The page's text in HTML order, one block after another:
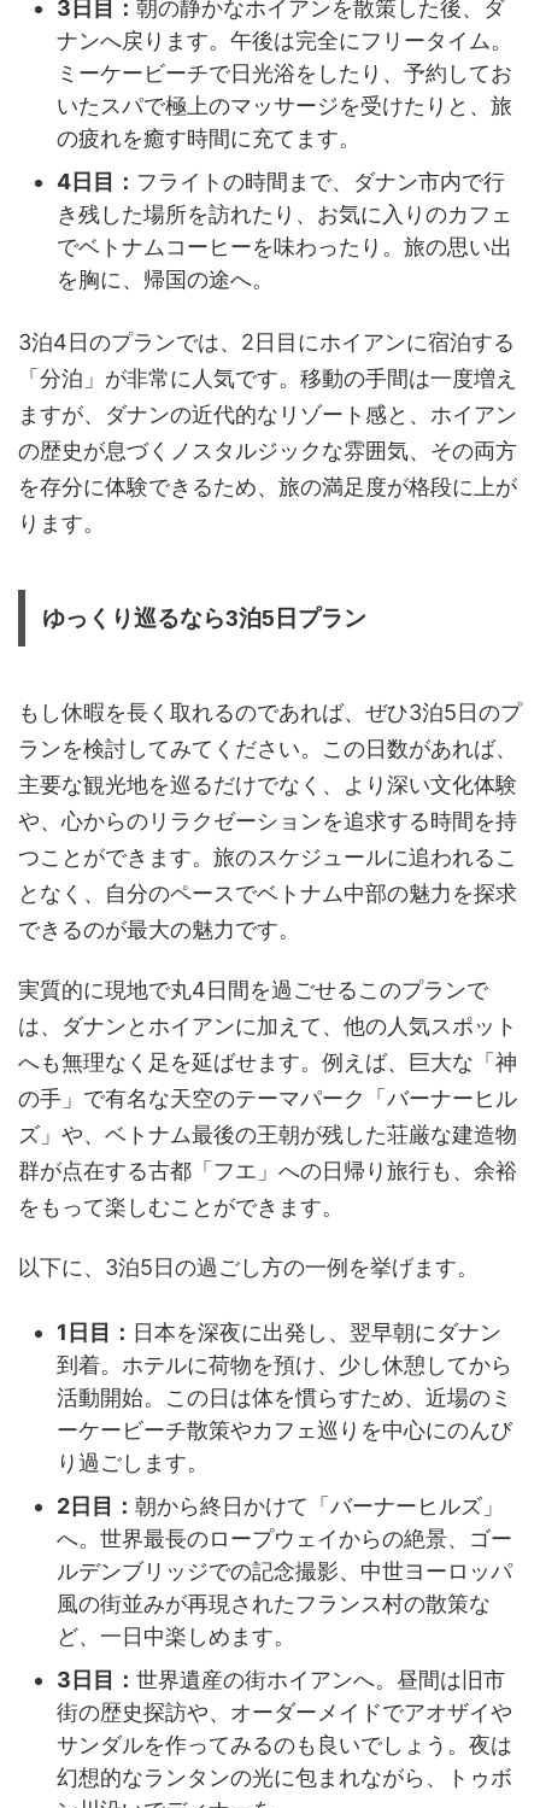
3日目： 朝の静かなホイアンを散策した後、ダ
ナンへ戻ります。午後は完全にフリータイム。
ミーケービーチで日光浴をしたり、予約してお
いたスパで極上のマッサージを受けたりと、旅
の疲れを癒す時間に充てます。
4日目： フライトの時間まで、ダナン市内で行
き残した場所を訪れたり、お気に入りのカフェ
でベトナムコーヒーを味わったり。旅の思い出
を胸に、帰国の途へ。
3泊4日のプランでは、2日目にホイアンに宿泊する
「分泊」が非常に人気です。移動の手間は一度増え
ますが、ダナンの近代的なリゾート感と、ホイアン
の歴史が息づくノスタルジックな雰囲気、その両方
を存分に体験できるため、旅の満足度が格段に上が
ります。
ゆっくり巡るなら3泊5日プラン
もし休暇を長く取れるのであれば、ぜひ3泊5日のプ
ランを検討してみてください。この日数があれば、
主要な観光地を巡るだけでなく、より深い文化体験
や、心からのリラクゼーションを追求する時間を持
つことができます。旅のスケジュールに追われるこ
となく、自分のペースでベトナム中部の魅力を探求
できるのが最大の魅力です。
実質的に現地で丸4日間を過ごせるこのプランで
は、ダナンとホイアンに加えて、他の人気スポット
へも無理なく足を延ばせます。例えば、巨大な「神
の手」で有名な天空のテーマパーク「バーナーヒル
ズ」や、ベトナム最後の王朝が残した荘厳な建造物
群が点在する古都「フエ」への日帰り旅行も、余裕
をもって楽しむことができます。
以下に、3泊5日の過ごし方の一例を挙げます。
1日目： 日本を深夜に出発し、翌早朝にダナン
到着。ホテルに荷物を預け、少し休憩してから
活動開始。この日は体を慣らすため、近場のミ
ーケービーチ散策やカフェ巡りを中心にのんび
り過ごします。
2日目： 朝から終日かけて「バーナーヒルズ」
へ。世界最長のロープウェイからの絶景、ゴー
ルデンブリッジでの記念撮影、中世ヨーロッパ
風の街並みが再現されたフランス村の散策な
ど、一日中楽しめます。
3日目： 世界遺産の街ホイアンへ。昼間は旧市
街の歴史探訪や、オーダーメイドでアオザイや
サンダルを作ってみるのも良いでしょう。夜は
幻想的なランタンの光に包まれながら、トゥボ